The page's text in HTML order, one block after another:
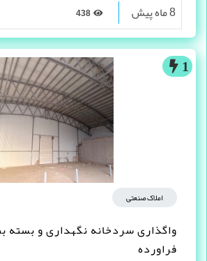
8 ماه پیش
1
املاک صنعتی
واگذاری سردخانه نگهداری و بسته
فراورده